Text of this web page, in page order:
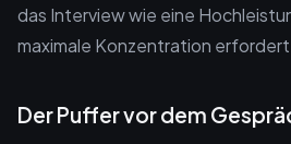
das Interview wie eine
maximale Konzentration
Der Puffer vor dem